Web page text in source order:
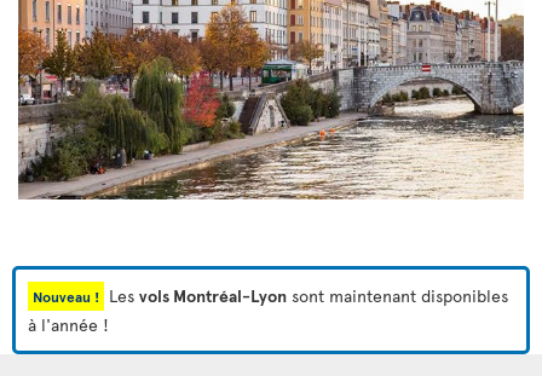
Nouveau ! Les vols Montréal-Lyon sont maintenant disponibles
à l'année !